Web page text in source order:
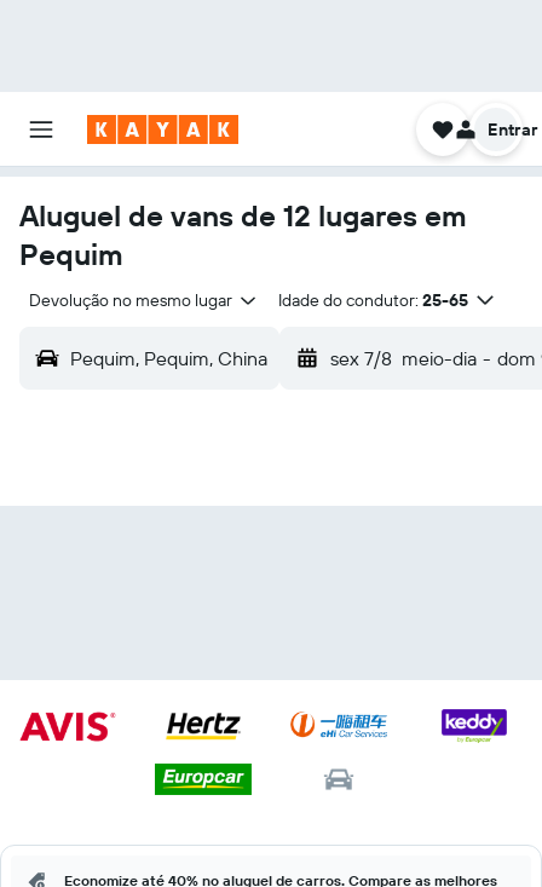
Entrar
Aluguel de vans de 12 lugares em
Pequim
Devolução no mesmo lugar Idade do condutor: 25-65
Pequim, Pequim, China sex 7/8 meio-dia - dom
Economize até 40% no aluguel de carros. Compare as melhores